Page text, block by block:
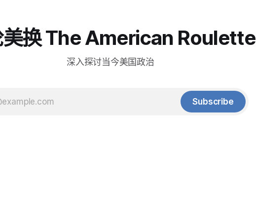
换 The American Roulette
深入探讨当今美国政治
Subscribe